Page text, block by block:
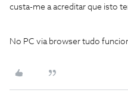
custa-me a acreditar que isto
No PC via browser tudo